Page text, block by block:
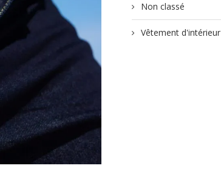
Non classé
Vêtement d'intérieur